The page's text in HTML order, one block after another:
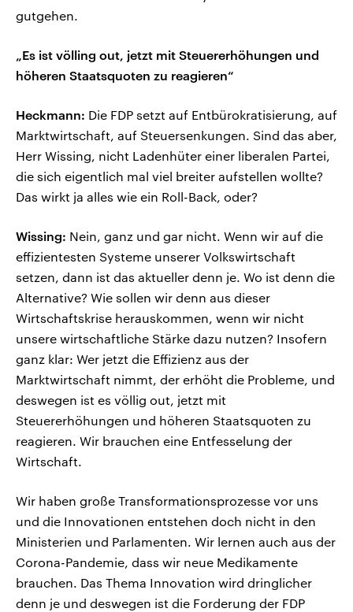
gutgehen.
„Es ist völling out, jetzt mit Steuererhöhungen und
höheren Staatsquoten zu reagieren“
Heckmann: Die FDP setzt auf Entbürokratisierung, auf
Marktwirtschaft, auf Steuersenkungen. Sind das aber,
Herr Wissing, nicht Ladenhüter einer liberalen Partei,
die sich eigentlich mal viel breiter aufstellen wollte?
Das wirkt ja alles wie ein Roll-Back, oder?
Wissing: Nein, ganz und gar nicht. Wenn wir auf die
effizientesten Systeme unserer Volkswirtschaft
setzen, dann ist das aktueller denn je. Wo ist denn die
Alternative? Wie sollen wir denn aus dieser
Wirtschaftskrise herauskommen, wenn wir nicht
unsere wirtschaftliche Stärke dazu nutzen? Insofern
ganz klar: Wer jetzt die Effizienz aus der
Marktwirtschaft nimmt, der erhöht die Probleme, und
deswegen ist es völlig out, jetzt mit
Steuererhöhungen und höheren Staatsquoten zu
reagieren. Wir brauchen eine Entfesselung der
Wirtschaft.
Wir haben große Transformationsprozesse vor uns
und die Innovationen entstehen doch nicht in den
Ministerien und Parlamenten. Wir lernen auch aus der
Corona-Pandemie, dass wir neue Medikamente
brauchen. Das Thema Innovation wird dringlicher
denn je und deswegen ist die Forderung der FDP